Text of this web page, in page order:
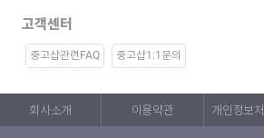
고객센터
중고샵관련FAQ 중고샵1:1문의
회사소개 이용약관 개인정보